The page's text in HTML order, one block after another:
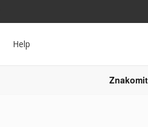
Help